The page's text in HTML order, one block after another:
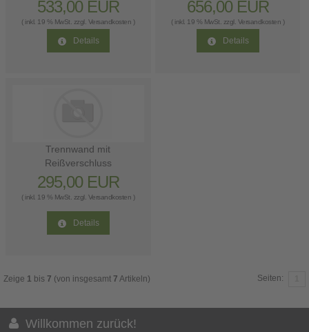
533,00 EUR
( inkl. 19 % MwSt. zzgl. Versandkosten )
Details
656,00 EUR
( inkl. 19 % MwSt. zzgl. Versandkosten )
Details
Trennwand mit
Reißverschluss
295,00 EUR
( inkl. 19 % MwSt. zzgl. Versandkosten )
Details
Zeige 1 bis 7 (von insgesamt 7 Artikeln) Seiten:
Willkommen zurück!